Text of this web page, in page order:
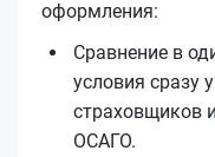
оформления:
Сравнение в
условия сразу
страховщиков
ОСАГО.